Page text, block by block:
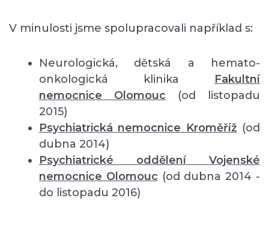
V minulosti jsme spolupracovali například s:
Neurologická, dětská a hemato-
onkologická klinika Fakultní
nemocnice Olomouc (od listopadu
2015)
Psychiatrická nemocnice Kroměříž (od
dubna 2014)
Psychiatrické oddělení Vojenské
nemocnice Olomouc (od dubna 2014 -
do listopadu 2016)